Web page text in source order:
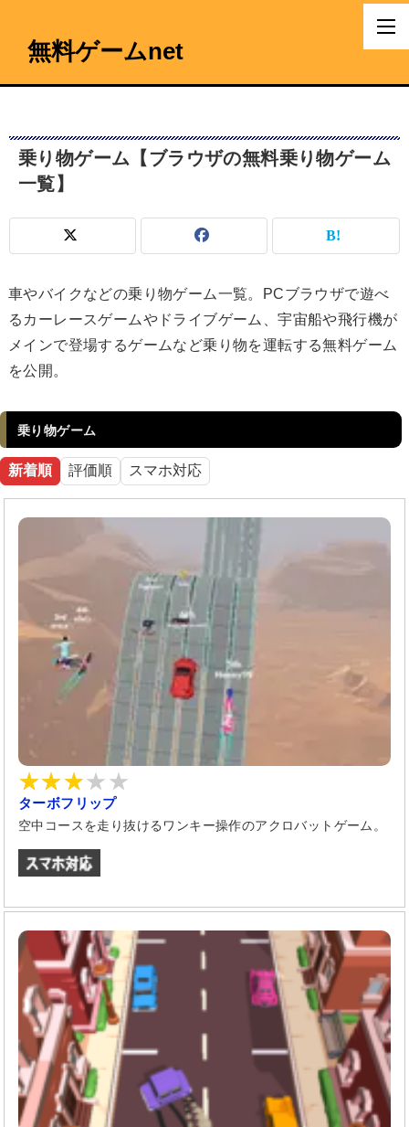
無料ゲームnet
乗り物ゲーム【ブラウザの無料乗り物ゲーム
一覧】
車やバイクなどの乗り物ゲーム一覧。PCブラウザで遊べ
るカーレースゲームやドライブゲーム、宇宙船や飛行機が
メインで登場するゲームなど乗り物を運転する無料ゲーム
を公開。
乗り物ゲーム
新着順 評価順 スマホ対応
ターボフリップ
空中コースを走り抜けるワンキー操作のアクロバットゲーム。